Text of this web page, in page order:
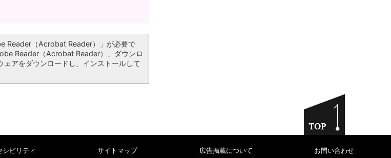
Reader（Acrobat Reader）」が必要で
Reader（Acrobat Reader）」ダウンロ
アをダウンロードし、インストールして
シビリティ サイトマップ 広告掲載について お問い合わせ